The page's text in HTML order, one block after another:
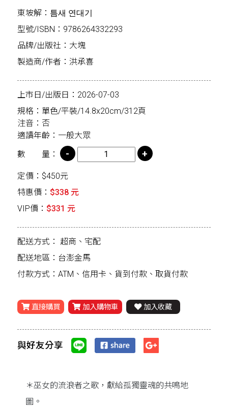
東坡解：틈새 연대기
型號/ISBN：9786264332293
品牌/出版社：大塊
製造商/作者：洪承喜
上市日/出版日：2026-07-03
規格：單色/平裝/14.8x20cm/312頁
注音：否
適讀年齡：一般大眾
數 量：
定價：$450元
特惠價： $338 元
VIP價： $331 元
配送方式： 超商、宅配
配送地區：台澎金馬
付款方式：ATM、信用卡、貨到付款、取貨付款
直接購買 加入購物車 加入收藏
與好友分享
＊巫女的流浪者之歌，獻給孤獨靈魂的共鳴地
圖。